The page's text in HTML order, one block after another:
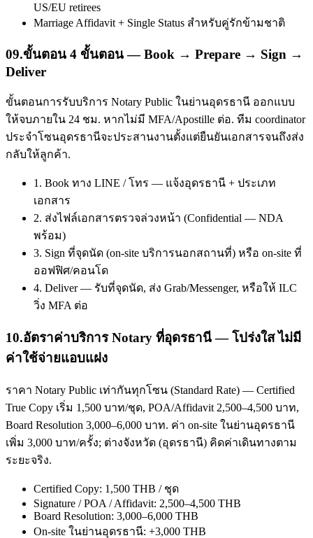
US/EU retirees
Marriage Affidavit + Single Status สำหรับคู่รักข้ามชาติ
09.ขั้นตอน 4 ขั้นตอน — Book → Prepare → Sign →
Deliver
ขั้นตอนการรับบริการ Notary Public ในย่านอุดรธานี ออกแบบ
ให้จบภายใน 24 ชม. หากไม่มี MFA/Apostille ต่อ. ทีม coordinator
ประจำโซนอุดรธานีจะประสานงานตั้งแต่ยืนยันเอกสารจนถึงส่ง
กลับให้ลูกค้า.
1. Book ทาง LINE / โทร — แจ้งอุดรธานี + ประเภท
เอกสาร
2. ส่งไฟล์เอกสารตรวจล่วงหน้า (Confidential — NDA
พร้อม)
3. Sign ที่จุดนัด (on-site บริการนอกสถานที่) หรือ on-site ที่
ออฟฟิศ/คอนโด
4. Deliver — รับที่จุดนัด, ส่ง Grab/Messenger, หรือให้ ILC
วิ่ง MFA ต่อ
10.อัตราค่าบริการ Notary ที่อุดรธานี — โปร่งใส ไม่มี
ค่าใช้จ่ายแอบแฝง
ราคา Notary Public เท่ากันทุกโซน (Standard Rate) — Certified
True Copy เริ่ม 1,500 บาท/ชุด, POA/Affidavit 2,500–4,500 บาท,
Board Resolution 3,000–6,000 บาท. ค่า on-site ในย่านอุดรธานี
เพิ่ม 3,000 บาท/ครั้ง; ต่างจังหวัด (อุดรธานี) คิดค่าเดินทางตาม
ระยะจริง.
Certified Copy: 1,500 THB / ชุด
Signature / POA / Affidavit: 2,500–4,500 THB
Board Resolution: 3,000–6,000 THB
On-site ในย่านอุดรธานี: +3,000 THB